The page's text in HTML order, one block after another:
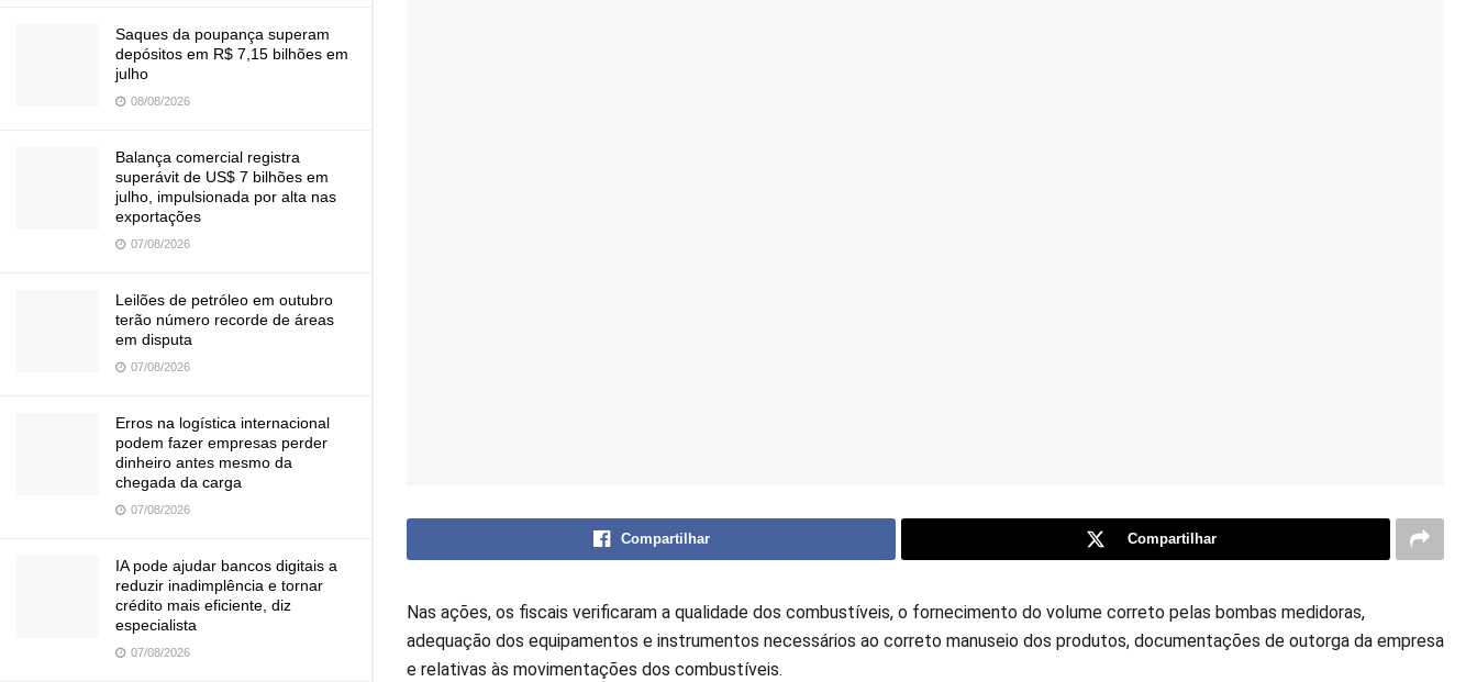
Saques da poupança superam
depósitos em R$ 7,15 bilhões em
julho
08/08/2026
Balança comercial registra
superávit de US$ 7 bilhões em
julho, impulsionada por alta nas
exportações
07/08/2026
Leilões de petróleo em outubro
terão número recorde de áreas
em disputa
07/08/2026
Erros na logística internacional
podem fazer empresas perder
dinheiro antes mesmo da
chegada da carga
07/08/2026
IA pode ajudar bancos digitais a
reduzir inadimplência e tornar
crédito mais eficiente, diz
especialista
07/08/2026
Compartilhar Compartilhar
Nas ações, os fiscais verificaram a qualidade dos combustíveis, o fornecimento do volume correto pelas bombas medidoras,
adequação dos equipamentos e instrumentos necessários ao correto manuseio dos produtos, documentações de outorga da empresa
e relativas às movimentações dos combustíveis.